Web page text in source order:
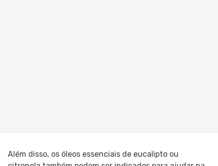
Além disso, os óleos essenciais de eucalipto ou